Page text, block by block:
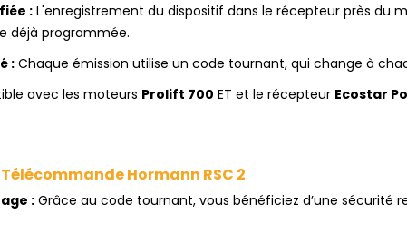
:L'enregistrement du dispositif dans le récepteur près du
déjà programmée.
: Chaque émission utilise un code tournant, qui change à
avec les moteurs Prolift 700 ET et le récepteur Ecostar
Hormann RSC 2
: Grâce au code tournant, vous bénéficiez d’une sécurité